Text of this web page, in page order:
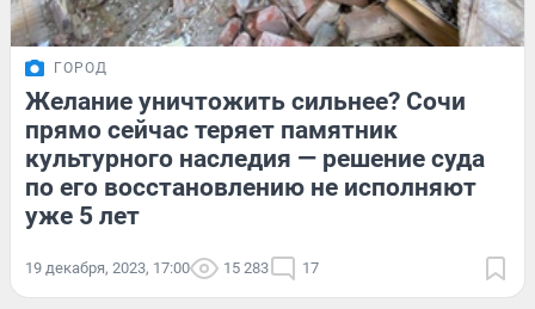
ГОРОД
Желание уничтожить сильнее? Сочи
прямо сейчас теряет памятник
культурного наследия — решение суда
по его восстановлению не исполняют
уже 5 лет
19 декабря, 2023, 17:00 15 283 17